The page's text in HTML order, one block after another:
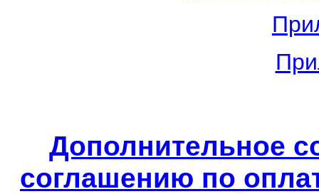
Дополнительное
соглашению по